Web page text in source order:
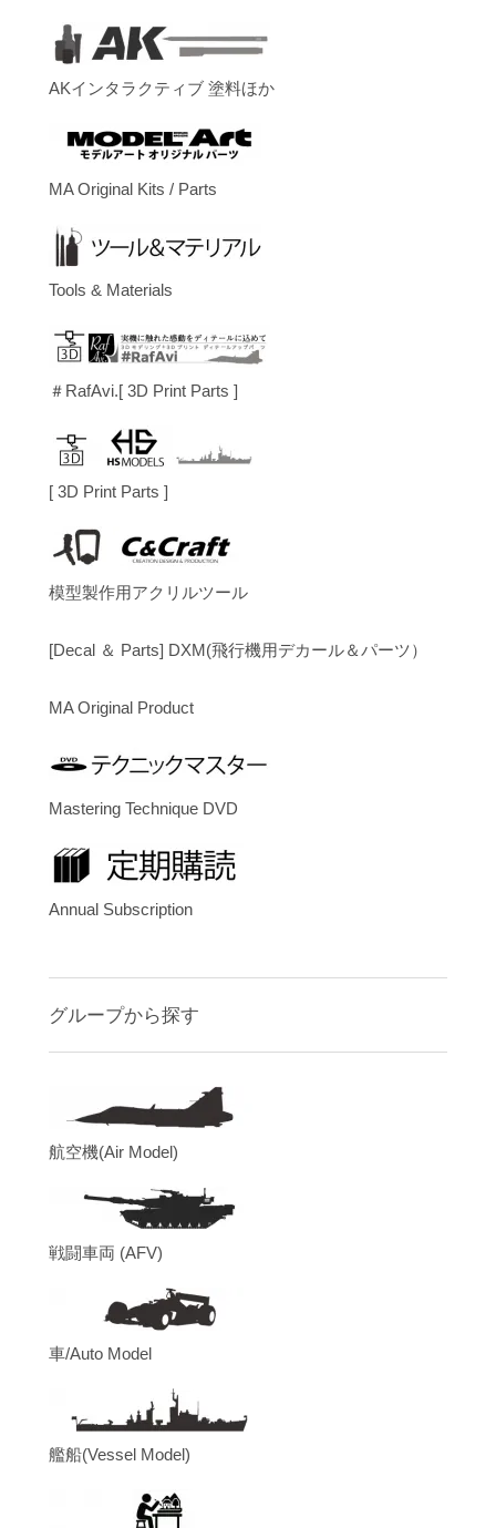
AKインタラクティブ 塗料ほか
MA Original Kits / Parts
Tools & Materials
＃RafAvi.[ 3D Print Parts ]
[ 3D Print Parts ]
模型製作用アクリルツール
[Decal ＆ Parts] DXM(飛行機用デカール＆パーツ）
MA Original Product
Mastering Technique DVD
Annual Subscription
グループから探す
航空機(Air Model)
戦闘車両 (AFV)
車/Auto Model
艦船(Vessel Model)